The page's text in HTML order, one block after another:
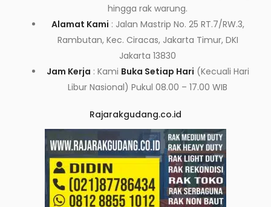
hingga rak warung.
Alamat Kami : Jalan Mastrip No. 25 RT.7/RW.3,
Rambutan, Kec. Ciracas, Jakarta Timur, DKI
Jakarta 13830
Jam Kerja : Kami Buka Setiap Hari (Kecuali Hari
Libur Nasional) Pukul 08.00 – 17.00 WIB
Rajarakgudang.co.id